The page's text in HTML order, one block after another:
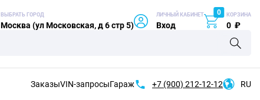
ВЫБРАТЬ ГОРОД
Москва (ул Московская, д 6 стр 5)
ЛИЧНЫЙ КАБИНЕТ
Вход
0 КОРЗИНА
0 ₽
ЗаказыVIN-запросыГараж +7 (900) 212-12-12 RU